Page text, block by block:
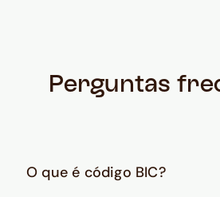
Perguntas
O que é código BIC?